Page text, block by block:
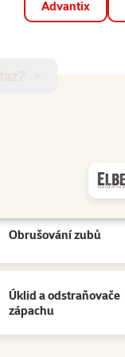
Advantix
Obrušování zubů
Úklid a odstraňovače
zápachu